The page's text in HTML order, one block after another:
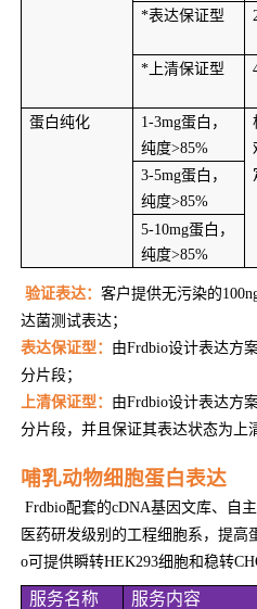
*表达保证型
*上清保证型
蛋白纯化
1-3mg蛋白，
纯度>85%
3-5mg蛋白，
纯度>85%
5-10mg蛋白，
纯度>85%
验证表达： 客户提供无污染的
达菌测试表达；
表达保证型： 由Frdbio设计表达方
分片段；
上清保证型： 由Frdbio设计表达方
分片段，并且保证其表达状态为上
哺乳动物细胞蛋白表达
Frdbio配套的cDNA基因文库、自
医药研发级别的工程细胞系，提高
o可提供瞬转HEK293细胞和稳转
服务名称 服务内容